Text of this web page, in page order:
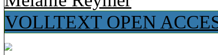
VOLLTEXT OPEN